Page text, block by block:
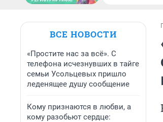
ВСЕ НОВОСТИ
«Простите нас за всё». С
телефона исчезнувших в тайге
семьи Усольцевых пришло
леденящее душу сообщение
Кому признаются в любви, а
кому разобьют сердце: